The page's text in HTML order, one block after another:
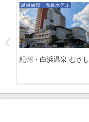
温泉旅館・温泉ホテル
紀州・白浜温泉 むさし